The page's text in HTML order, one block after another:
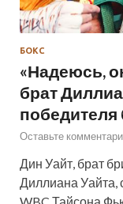
БОКС
«Надеюсь,
брат
Оставьте
Дин Уайт, брат
Диллиана Уайта,